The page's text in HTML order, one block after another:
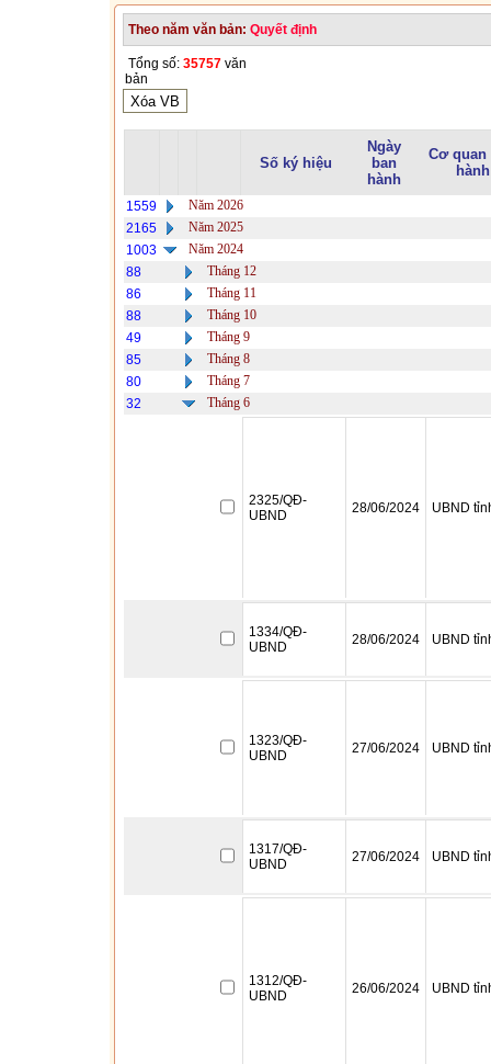
Theo năm văn bản: Quyết định
Tổng số: 35757 văn
bản
Số ký hiệu
Ngày
ban
hành
Cơ quan
hành
1559
Năm 2026
2165
Năm 2025
1003
Năm 2024
88
Tháng 12
86
Tháng 11
88
Tháng 10
49
Tháng 9
85
Tháng 8
80
Tháng 7
32
Tháng 6
2325/QĐ-
UBND
28/06/2024 UBND
1334/QĐ-
UBND
28/06/2024 UBND
1323/QĐ-
UBND
27/06/2024 UBND
1317/QĐ-
UBND
27/06/2024 UBND
1312/QĐ-
UBND
26/06/2024 UBND